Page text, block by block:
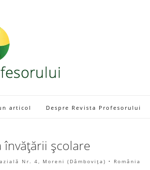
articol Despre Revista Profesorului
școlare
Nr. 4, Moreni (Dâmboviţa) • România